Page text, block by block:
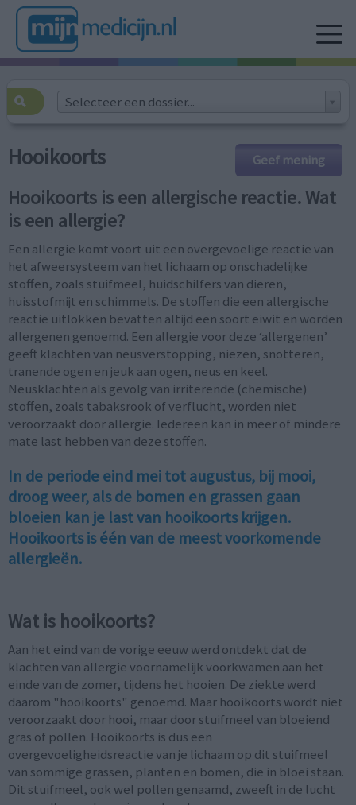
Selecteer een dossier...
Geef mening
Hooikoorts
Hooikoorts is een allergische reactie. Wat
is een allergie?
Een allergie komt voort uit een overgevoelige reactie van
het afweersysteem van het lichaam op onschadelijke
stoffen, zoals stuifmeel, huidschilfers van dieren,
huisstofmijt en schimmels. De stoffen die een allergische
reactie uitlokken bevatten altijd een soort eiwit en worden
allergenen genoemd. Een allergie voor deze ‘allergenen’
geeft klachten van neusverstopping, niezen, snotteren,
tranende ogen en jeuk aan ogen, neus en keel.
Neusklachten als gevolg van irriterende (chemische)
stoffen, zoals tabaksrook of verflucht, worden niet
veroorzaakt door allergie. Iedereen kan in meer of mindere
mate last hebben van deze stoffen.
In de periode eind mei tot augustus, bij mooi,
droog weer, als de bomen en grassen gaan
bloeien kan je last van hooikoorts krijgen.
Hooikoorts is één van de meest voorkomende
allergieën.
Wat is hooikoorts?
Aan het eind van de vorige eeuw werd ontdekt dat de
klachten van allergie voornamelijk voorkwamen aan het
einde van de zomer, tijdens het hooien. De ziekte werd
daarom "hooikoorts" genoemd. Maar hooikoorts wordt niet
veroorzaakt door hooi, maar door stuifmeel van bloeiend
gras of pollen. Hooikoorts is dus een
overgevoeligheidsreactie van je lichaam op dit stuifmeel
van sommige grassen, planten en bomen, die in bloei staan.
Dit stuifmeel, ook wel pollen genaamd, zweeft in de lucht